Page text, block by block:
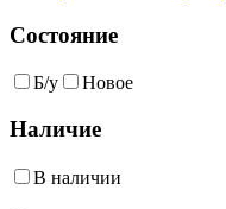
Состояние
Б/у Новое
Наличие
В наличии